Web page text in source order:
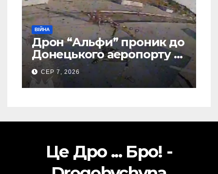
ВІЙНА
Дрон “Альфи” проник до
Донецького аеропорту та
спалив “Шахед” ще до
запуску
СЕР 7, 2026
Це Дро ... Бро! -